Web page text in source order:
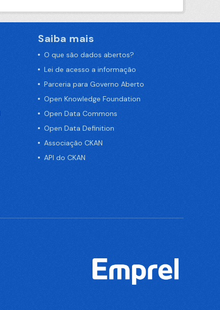
Saiba mais
O que são dados abertos?
Lei de acesso a informação
Parceria para Governo Aberto
Open Knowledge Foundation
Open Data Commons
Open Data Definition
Associação CKAN
API do CKAN